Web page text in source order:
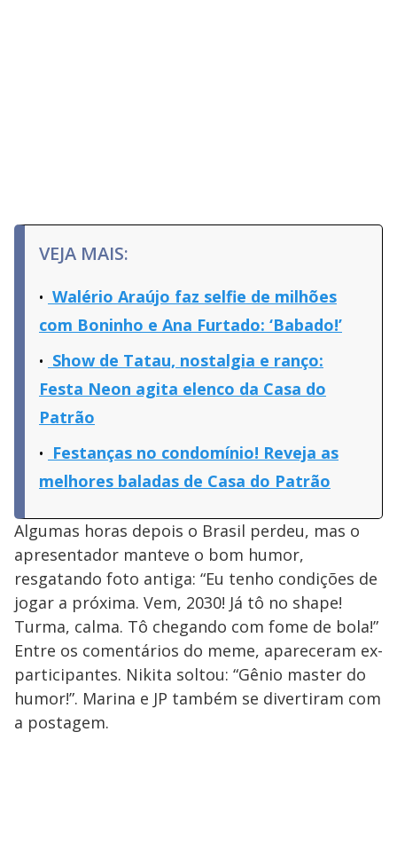
VEJA MAIS:
Walério Araújo faz selfie de milhões
com Boninho e Ana Furtado: ‘Babado!’
Show de Tatau, nostalgia e ranço:
Festa Neon agita elenco da Casa do
Patrão
Festanças no condomínio! Reveja as
melhores baladas de Casa do Patrão
Algumas horas depois o Brasil perdeu, mas o
apresentador manteve o bom humor,
resgatando foto antiga: “Eu tenho condições de
jogar a próxima. Vem, 2030! Já tô no shape!
Turma, calma. Tô chegando com fome de bola!”
Entre os comentários do meme, apareceram ex-
participantes. Nikita soltou: “Gênio master do
humor!”. Marina e JP também se divertiram com
a postagem.